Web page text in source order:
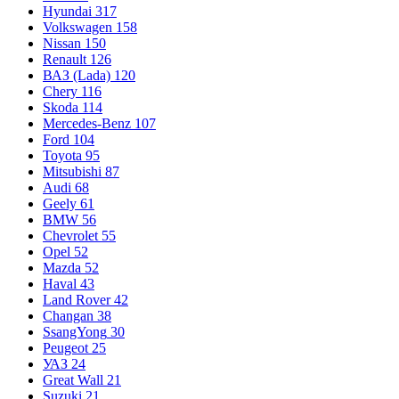
Hyundai 317
Volkswagen 158
Nissan 150
Renault 126
ВАЗ (Lada) 120
Chery 116
Skoda 114
Mercedes-Benz 107
Ford 104
Toyota 95
Mitsubishi 87
Audi 68
Geely 61
BMW 56
Chevrolet 55
Opel 52
Mazda 52
Haval 43
Land Rover 42
Changan 38
SsangYong 30
Peugeot 25
УАЗ 24
Great Wall 21